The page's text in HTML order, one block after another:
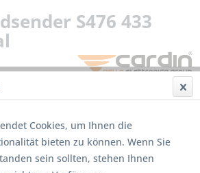
S476 433
Cookies, um Ihnen die
bieten zu können. Wenn Sie
sein sollten, stehen Ihnen